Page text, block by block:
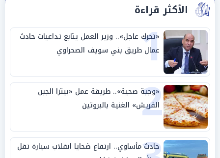
الأكثر قراءة
1
«تحرك عاجل».. وزير العمل يتابع تداعيات حادث
عمال طريق بني سويف الصحراوي
2
«وجبة صحية».. طريقة عمل «بيتزا الجبن
القريش» الغنية بالبروتين
حادث مأساوي.. ارتفاع ضحايا انقلاب سيارة تقل